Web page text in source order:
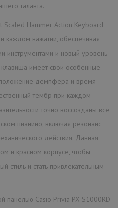
таланта.
Scaled Hammer Action Keyboard
каждом нажатии, обеспечивая
инструментами и новый уровень
имеет свои особенные
положение демпфера и время
тембр при каждом
точно воссозданы все
пианино, включая резонанс
действия. Данная
и красном корпусе, чтобы
стиль и стать привлекательным
панелью Casio Privia PX-S1000RD